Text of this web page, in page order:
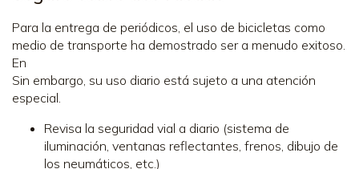
Para la entrega de periódicos, el uso de bicicletas como
medio de transporte ha demostrado ser a menudo exitoso.
En
Sin embargo, su uso diario está sujeto a una atención
especial.
Revisa la seguridad vial a diario (sistema de
iluminación, ventanas reflectantes, frenos, dibujo de
los neumáticos, etc.)